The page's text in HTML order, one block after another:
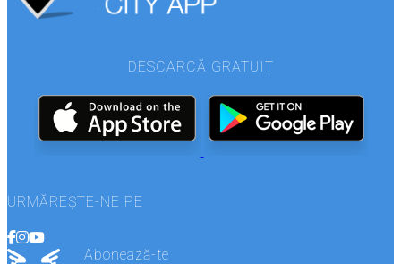
DESCARCĂ GRATUIT
URMĂREȘTE-NE PE
Abonează-te